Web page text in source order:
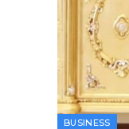
BUSINESS